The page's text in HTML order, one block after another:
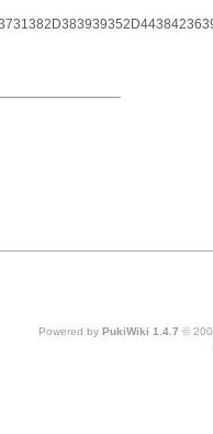
Powered by PukiWiki 1.4.7 ©